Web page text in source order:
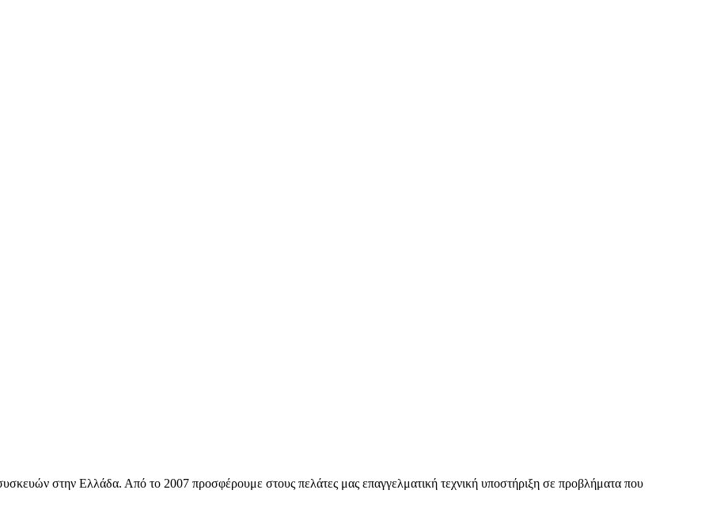
στην Ελλάδα. Από το 2007 προσφέρουμε στους πελάτες μας επαγγελματική τεχνική υποστήριξη σε προβλήματα που